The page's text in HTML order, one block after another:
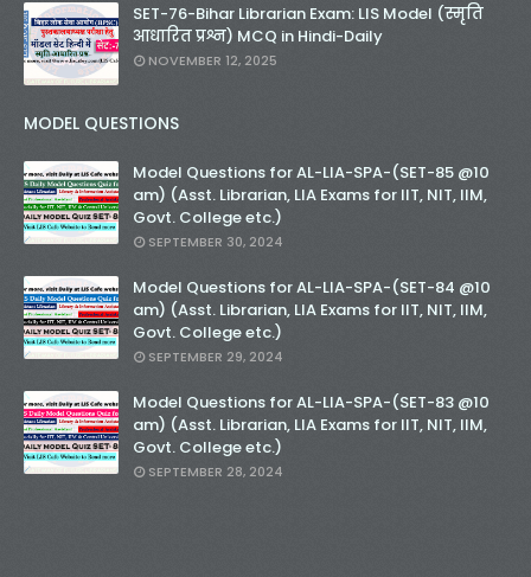
SET-76-Bihar Librarian Exam: LIS Model (स्मृति
आधारित प्रश्न) MCQ in Hindi-Daily
NOVEMBER 12, 2025
MODEL QUESTIONS
Model Questions for AL-LIA-SPA-(SET-85 @10
am) (Asst. Librarian, LIA Exams for IIT, NIT, IIM,
Govt. College etc.)
SEPTEMBER 30, 2024
Model Questions for AL-LIA-SPA-(SET-84 @10
am) (Asst. Librarian, LIA Exams for IIT, NIT, IIM,
Govt. College etc.)
SEPTEMBER 29, 2024
Model Questions for AL-LIA-SPA-(SET-83 @10
am) (Asst. Librarian, LIA Exams for IIT, NIT, IIM,
Govt. College etc.)
SEPTEMBER 28, 2024